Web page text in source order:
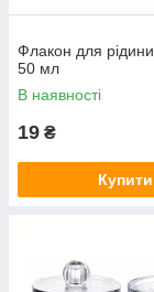
Флакон для
50 мл
В наявності
19 ₴
Купити